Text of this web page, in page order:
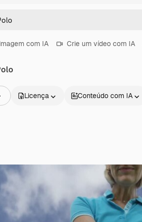
com IA Crie um vídeo com IA
Licença Conteúdo com IA